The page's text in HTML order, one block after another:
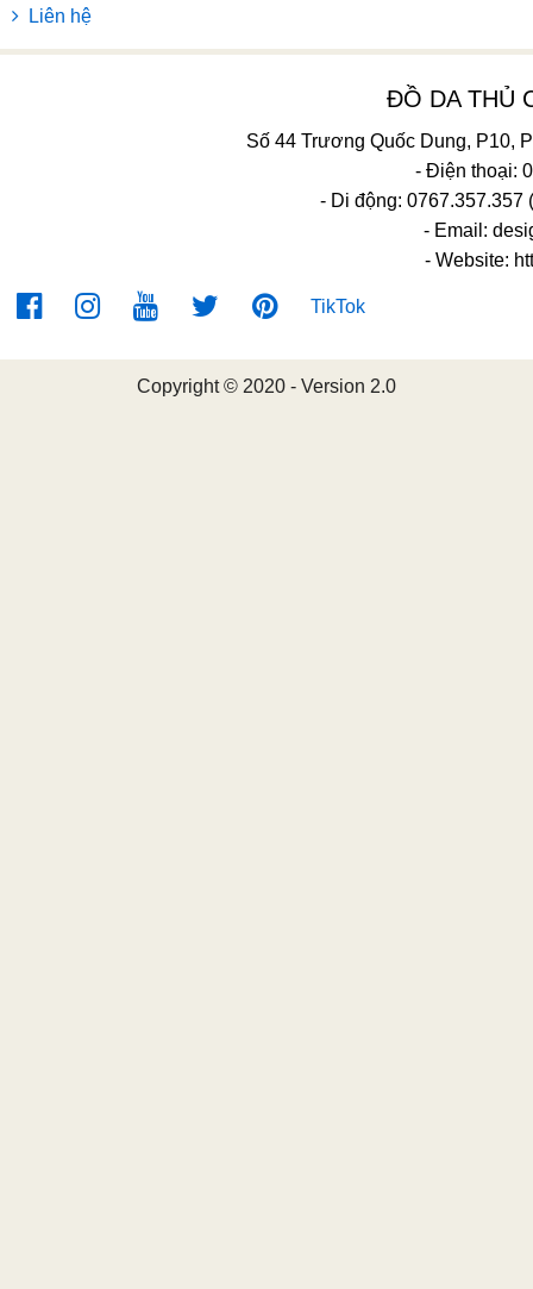
Liên hệ
ĐỒ DA THỦ
Số 44 Trương Quốc Dung, P10,
- Điện thoại:
- Di động: 0767.357.357
- Email:
- Website:
TikTok
Copyright © 2020 - Version 2.0